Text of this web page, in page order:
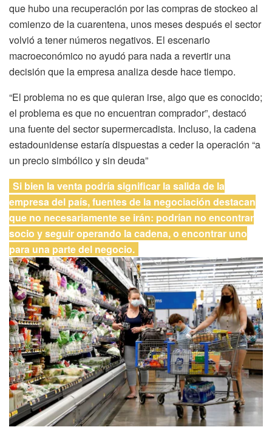
que hubo una recuperación por las compras de stockeo al
comienzo de la cuarentena, unos meses después el sector
volvió a tener números negativos. El escenario
macroeconómico no ayudó para nada a revertir una
decisión que la empresa analiza desde hace tiempo.
“El problema no es que quieran irse, algo que es conocido;
el problema es que no encuentran comprador”, destacó
una fuente del sector supermercadista. Incluso, la cadena
estadounidense estaría dispuestas a ceder la operación “a
un precio simbólico y sin deuda”
Si bien la venta podría significar la salida de la
empresa del país, fuentes de la negociación destacan
que no necesariamente se irán: podrían no encontrar
socio y seguir operando la cadena, o encontrar uno
para una parte del negocio.